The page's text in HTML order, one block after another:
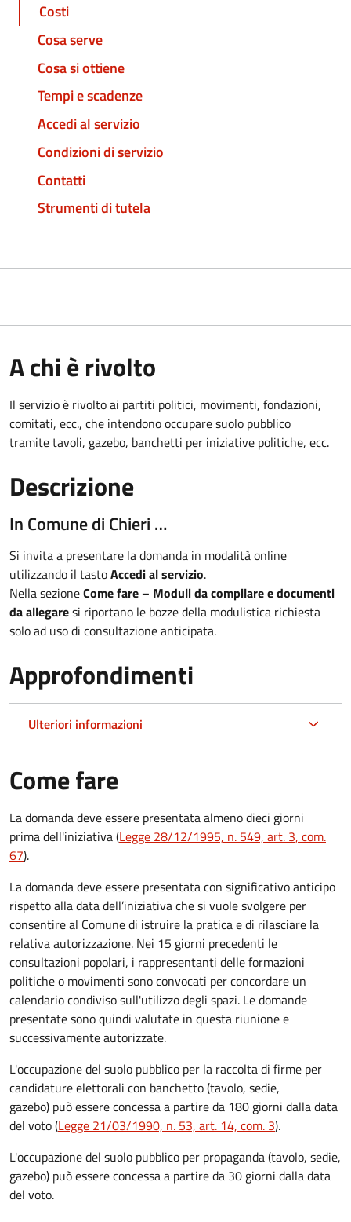
Costi
Cosa serve
Cosa si ottiene
Tempi e scadenze
Accedi al servizio
Condizioni di servizio
Contatti
Strumenti di tutela
A chi è rivolto
Il servizio è rivolto ai partiti politici, movimenti, fondazioni,
comitati, ecc., che intendono occupare suolo pubblico
tramite tavoli, gazebo, banchetti per iniziative politiche, ecc.
Descrizione
In Comune di Chieri …
Si invita a presentare la domanda in modalità online
utilizzando il tastoAccedi al servizio.
Nella sezioneCome fare – Moduli da compilare e documenti
da allegaresi riportano le bozze della modulistica richiesta
solo ad uso di consultazione anticipata.
Approfondimenti
Ulteriori informazioni
Come fare
La domanda deve essere presentataalmeno dieci giorni
primadell'iniziativa (Legge 28/12/1995, n. 549, art. 3, com.
67).
La domanda deve essere presentata con significativo anticipo
rispetto alla data dell’iniziativa che si vuole svolgere per
consentire al Comune di istruire la pratica e di rilasciare la
relativa autorizzazione. Nei 15 giorni precedenti le
consultazioni popolari, i rappresentanti delle formazioni
politiche o movimenti sono convocati per concordare un
calendario condiviso sull'utilizzo degli spazi. Le domande
presentate sono quindi valutate in questa riunione e
successivamente autorizzate.
L'occupazione del suolo pubblico per la raccolta di firme per
candidature elettorali con banchetto (tavolo, sedie,
gazebo) può essere concessa a partire da 180 giorni dalla data
del voto (Legge 21/03/1990, n. 53, art. 14, com. 3).
L'occupazione del suolo pubblico per propaganda (tavolo, sedie,
gazebo) può essere concessa a partire da 30 giorni dalla data
del voto.